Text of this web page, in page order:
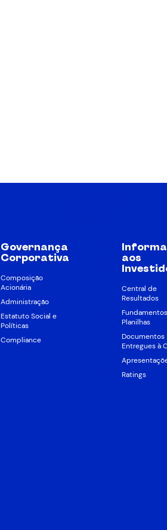
Governança
Corporativa
Composição
Acionária
Administração
Estatuto Social e
Políticas
Compliance
aos
Central de
Resultados
Planilhas
Documentos
Entregues à
Ratings